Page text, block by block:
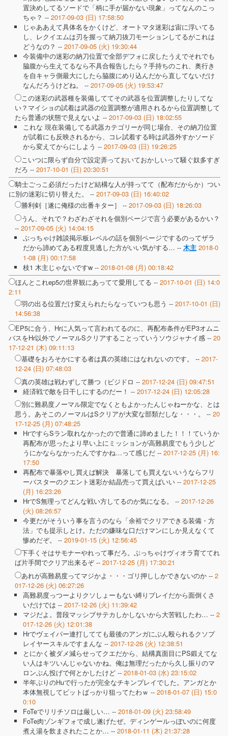
置決めしてるソードで「柄に手が届かない現象」ってなんのこっ
ちゃ？ -- 2017-09-03 (日) 17:58:50
じゃああえて具体名をかくけど、オートマタ迷彩は宙に浮いてる
し、レクイエムは刃を握って納刀抜刀モーションしてるがこれは
どうなの？ -- 2017-09-05 (火) 19:30:44
今装備中の迷彩の納刀位置で全部デフォに戻したうえでそれでも
脇腹から生えてるなら不具合報告したら？手持ちのこれ、奥行き
を自キャラ側最大にしたら脇腹にめり込んだから直してないだけ
なんだろうけどね。 -- 2017-09-05 (火) 19:53:47
この迷彩の武器種を装備しててその武器を位置調整したりしてな
い？マイショの試着は武器の位置調整が適用されるから位置調整して
たら普通の状態で見えないよ -- 2017-09-03 (日) 18:02:55
これな 現在装備してる武器カテゴリーが同じ場合、その納刀位置
が試着にも反映されるから、コレ試着する時は武器外すかソード
から変えてからにしよう -- 2017-09-03 (日) 19:26:25
こいつに限らず自分で設定弄っておいておかしいって騒ぐ奴多すぎ
だろ -- 2017-10-01 (日) 20:30:51
騎士ごっこ必須だったけど結構な人が持ってて（配布だからか）つい
に別の迷彩に切り替えた。 -- 2017-09-03 (日) 16:40:02
勝利剣［遂に俺様の出番キター］ -- 2017-09-03 (日) 18:26:03
うん、それで？わざわざそれを個別ページで言う必要があるかい？
-- 2017-09-05 (火) 14:04:15
ぶっちゃけ雑談掲示板レベルの話を個別ページでするのってザラ
だから諦めてある程度見逃した方がいい気がする… -- 木主 2018-0
1-08 (月) 00:17:58
枝1 木主じゃないですw -- 2018-01-08 (月) 00:18:42
ほんとこれep5の世界観にあってて愛用してる -- 2017-10-01 (日) 14:0
2:11
羽の出る位置だけ変えられたらなっていつも思う -- 2017-10-01 (日)
14:56:38
EP5に合う、Hrに人気って言われてるのに、再配布条件がEP3オムニ
バスをHr以外でノーマルSクリアすることっていうソウジャナイ感 -- 20
17-12-21 (木) 09:11:13
基礎をおろそかにする者は真の英雄にはなれないのです。 -- 2017-
12-24 (日) 07:48:03
真の英雄は戦わずして勝つ（ビジドロ -- 2017-12-24 (日) 09:47:51
経済戦で敵を日干しにするのだー！ -- 2017-12-24 (日) 12:05:28
別に難易度ノーマル限定でなくともよかったんじゃねーかな、とは
思う。あそこのノーマルはSクリアが大変な部類だしな・・・。 -- 20
17-12-25 (月) 07:48:25
HrですらSラン取れなかったので普通に諦めました！！！ていうか
再配布が思ったより早い上にミッションが高難易度でもう少しど
うにかならなかったんですかね…って感じだ -- 2017-12-25 (月) 16:
17:50
再配布で暴落やし買えば解決 暴落しても買えないいうならフリ
ーバスターのクエント迷彩か結晶売って買えばいい -- 2017-12-25
(月) 16:23:26
HrでS無理ってどんな戦い方してるのか気になる。 -- 2017-12-26
(火) 08:26:57
今更だがそういう事を言うのなら「余裕でクリアできる装備・方
法」でも提示しとけ。ただの嫌味な口だけマンにしか見えなくて
惨めだぞ。 -- 2019-01-15 (火) 12:56:45
下手くそはサモナーやれって事だろ。ぶっちゃけヴィオラ育ててれ
ば片手間でクリア出来るぞ -- 2017-12-25 (月) 17:30:21
あれが高難易度ってマジかよ・・・ゴリ押ししかできないのか -- 2
017-12-26 (火) 06:27:26
高難易度っつーよりクソしょーもない縛りプレイだから面倒くさ
いだけでは -- 2017-12-26 (火) 11:39:42
マジだよ。普段マッシブサテカしかしないから大苦戦したわ… -- 2
017-12-26 (火) 12:01:38
Hrでヴェイパー連打してても最後のアンガにぶん殴られるクソプ
レイヤースキルですまんな -- 2017-12-26 (火) 12:38:51
とにかく被ダメ減らせってクエだから、結構真面目にPS鍛えてな
い人はキツいんじゃないかね。俺は無理だったから久し振りのマ
ロンぶん投げで何とかしたけど -- 2018-01-03 (水) 23:15:02
半年ぶりのHuで行ったが完全なチキンプレイでした。アンガとか
本体無視してビットばっかり狙ってたわｗ -- 2018-01-07 (日) 15:0
0:10
FoTeでリリチソロは厳しい… -- 2018-01-09 (火) 23:58:49
FoTe肉ゾンギフォで成し遂げたぜ。ディンゲールっぽいのに何度
煮え湯を飲まされたことか… -- 2018-01-11 (木) 21:37:28